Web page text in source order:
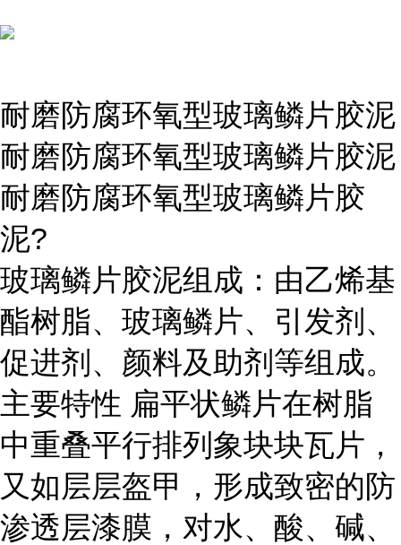
耐磨防腐环氧型玻璃鳞片胶泥
耐磨防腐环氧型玻璃鳞片胶泥
耐磨防腐环氧型玻璃鳞片胶
泥?
玻璃鳞片胶泥组成：由乙烯基
酯树脂、玻璃鳞片、引发剂、
促进剂、颜料及助剂等组成。
主要特性 扁平状鳞片在树脂
中重叠平行排列象块块瓦片，
又如层层盔甲，形成致密的防
渗透层漆膜，对水、酸、碱、